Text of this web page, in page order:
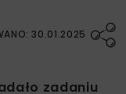
30.01.2025
zadaniu